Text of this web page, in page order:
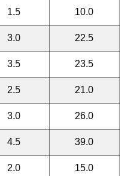
1.5 10.0
3.0 22.5
3.5 23.5
2.5 21.0
3.0 26.0
4.5 39.0
2.0 15.0